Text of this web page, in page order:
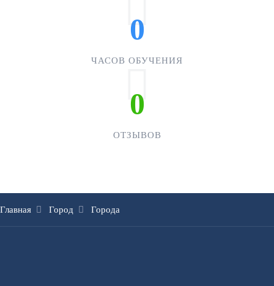
0
ЧАСОВ ОБУЧЕНИЯ
0
ОТЗЫВОВ
Главная Город Города